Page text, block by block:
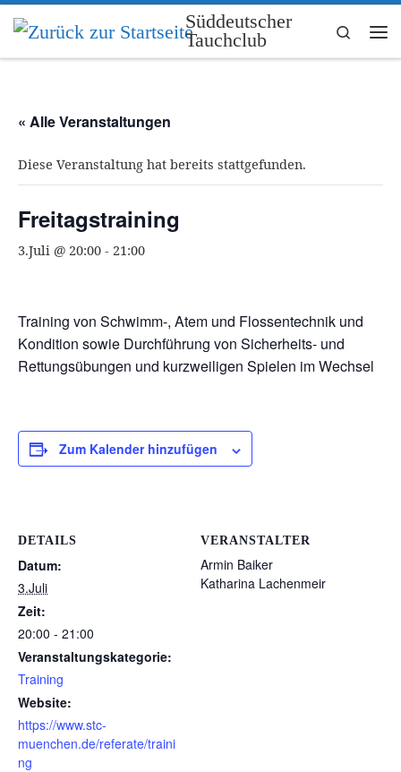
Zum Inhalt springen
Süddeutscher
Tauchclub
Search
« Alle Veranstaltungen
Diese Veranstaltung hat bereits stattgefunden.
Freitagstraining
3.Juli @ 20:00 - 21:00
Training von Schwimm-, Atem und Flossentechnik und
Kondition sowie Durchführung von Sicherheits- und
Rettungsübungen und kurzweiligen Spielen im Wechsel
Zum Kalender hinzufügen
DETAILS
Datum:
3.Juli
Zeit:
20:00 - 21:00
Veranstaltungskategorie:
Training
Website:
https://www.stc-
muenchen.de/referate/traini
ng
VERANSTALTER
Armin Baiker
Katharina Lachenmeir